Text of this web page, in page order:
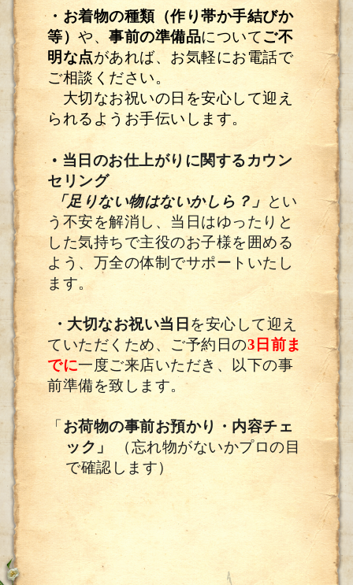
・ お着物の種類（作り帯か手結びか
等）や、事前の準備品についてご不
明な点があれば、お気軽にお電話で
ご相談ください。
大切なお祝いの日を安心して迎え
られるようお手伝いします。
• 当日のお仕上がりに関するカウン
セリング
「足りない物はないかしら？」 とい
う不安を解消し、当日はゆったりと
した気持ちで主役のお子様を囲める
よう、万全の体制でサポートいたし
ます。
・大切なお祝い当日 を安心して迎え
ていただくため、 ご予約日の3日前ま
でに一度ご来店いただき、以下の事
前準備を致します。
「 お荷物の事前お預かり・内容チェ
ック」
（忘れ物がないかプロの目
で確認します）